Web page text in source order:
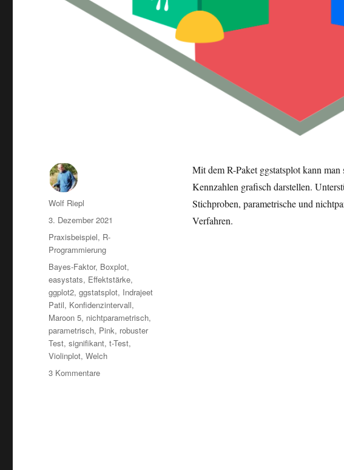
Mit dem R-Paket ggstatsplot kann
Kennzahlen grafisch darstellen.
Stichproben, parametrische und
Verfahren.
Autor
Wolf Riepl
Veröffentlicht
am
3. Dezember 2021
Kategorien
Praxisbeispiel, R-
Programmierung
Schlagwörter
Bayes-Faktor, Boxplot,
easystats, Effektstärke,
ggplot2,ggstatsplot, Indrajeet
Patil, Konfidenzintervall,
Maroon 5, nichtparametrisch,
parametrisch, Pink, robuster
Test,signifikant,t-Test,
Violinplot,Welch
3 Kommentarezu